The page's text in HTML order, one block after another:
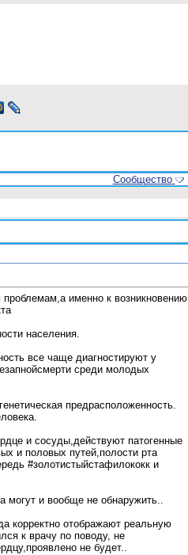
Сообщество
именно к возникновению
населения.
все чаще диагностируют у
среди молодых
предрасположенность.
и сосуды,действуют патогенные
и половых путей,полости рта
#золотистыйстафилококк и
могут и вообще не обнаружить..
корректно отображают реальную
к врачу по поводу, не
не будет..